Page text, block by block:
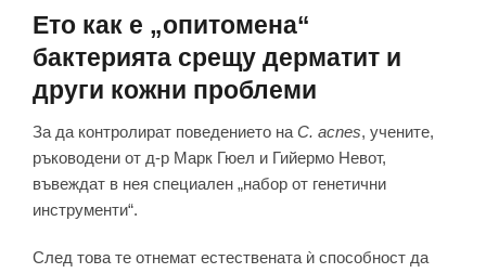
Ето как е „опитомена“
бактерията срещу дерматит и
други кожни проблеми
За да контролират поведението на C. acnes, учените,
ръководени от д-р Марк Гюел и Гийермо Невот,
въвеждат в нея специален „набор от генетични
инструменти“.
След това те отнемат естествената ѝ способност да